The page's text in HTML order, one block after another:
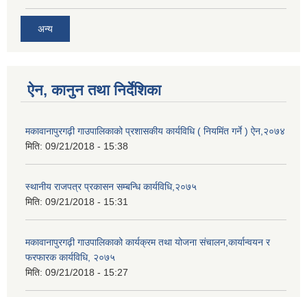
अन्य
ऐन, कानुन तथा निर्देशिका
मकावानापुरगढ़ी गाउपालिकाको प्रशासकीय कार्यविधि ( नियमिंत गर्ने ) ऐन,२०७४
मिति: 09/21/2018 - 15:38
स्थानीय राजपत्र प्रकासन सम्बन्धि कार्यविधि,२०७५
मिति: 09/21/2018 - 15:31
मकावानापुरगढ़ी गाउपालिकाको कार्यक्रम तथा योजना संचालन,कार्यान्वयन र
फरफारक कार्यविधि, २०७५
मिति: 09/21/2018 - 15:27